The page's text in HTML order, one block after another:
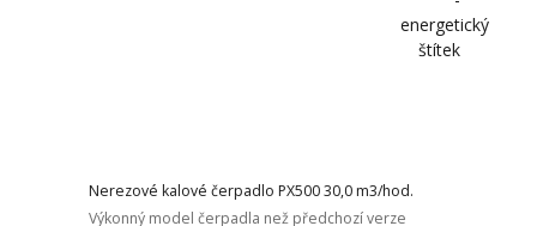
Nerezové kalové čerpadlo PX500 30,0 m3/hod.
Výkonný model čerpadla než předchozí verze